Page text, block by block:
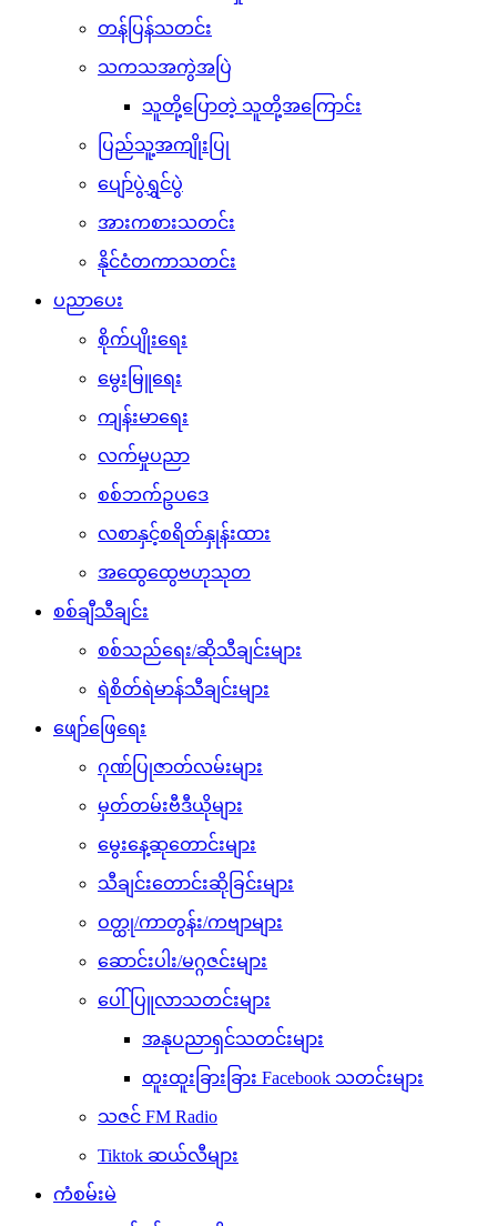
တန်ပြန်သတင်း
သကသအကွဲအပြဲ
သူတို့ပြောတဲ့ သူတို့အကြောင်း
ပြည်သူ့အကျိုးပြု
ပျော်ပွဲရွှင်ပွဲ
အားကစားသတင်း
နိုင်ငံတကာသတင်း
ပညာပေး
စိုက်ပျိုးရေး
မွေးမြူရေး
ကျန်းမာရေး
လက်မှုပညာ
စစ်ဘက်ဥပဒေ
လစာနှင့်စရိတ်နှုန်းထား
အထွေထွေဗဟုသုတ
စစ်ချီသီချင်း
စစ်သည်ရေး/ဆိုသီချင်းများ
ရဲစိတ်ရဲမာန်သီချင်းများ
ဖျော်ဖြေရေး
ဂုဏ်ပြုဇာတ်လမ်းများ
မှတ်တမ်းဗီဒီယိုများ
မွေးနေ့ဆုတောင်းများ
သီချင်းတောင်းဆိုခြင်းများ
ဝတ္ထု/ကာတွန်း/ကဗျာများ
ဆောင်းပါး/မဂ္ဂဇင်းများ
ပေါ်ပြူလာသတင်းများ
အနုပညာရှင်သတင်းများ
ထူးထူးခြားခြား Facebook သတင်းများ
သဇင် FM Radio
Tiktok ဆယ်လီများ
ကံစမ်းမဲ